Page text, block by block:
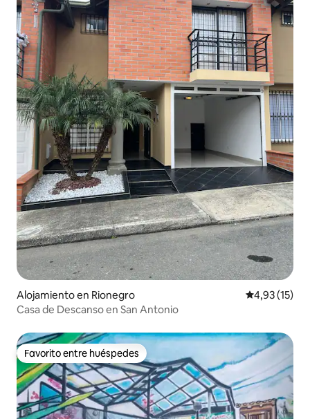
Alojamiento en Rionegro Calificación
4,93 (15)
Casa de Descanso en San Antonio
Favorito entre huéspedes
Favorito entre huéspedes